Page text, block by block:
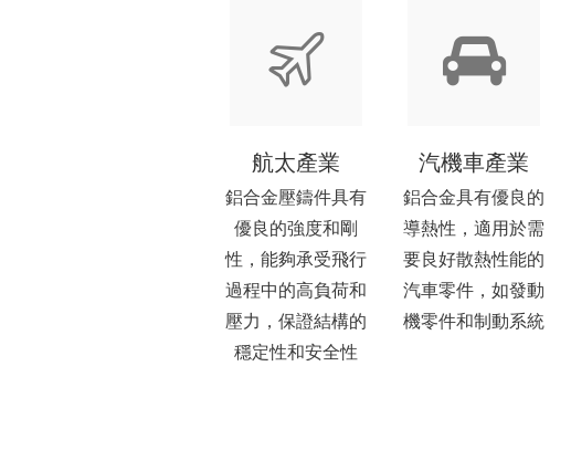
航太產業
鋁合金壓鑄件具有
優良的強度和剛
性，能夠承受飛行
過程中的高負荷和
壓力，保證結構的
穩定性和安全性
汽機車產業
鋁合金具有優良的
導熱性，適用於需
要良好散熱性能的
汽車零件，如發動
機零件和制動系統